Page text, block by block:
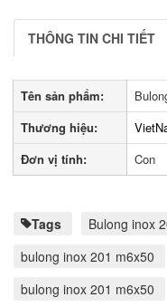
THÔNG TIN CHI TIẾT
Tên sản phẩm:
Thương hiệu:
Đơn vị tính:
Con
Tags
Bulong inox
bulong inox 201 m6x50
bulong inox 201 m6x50